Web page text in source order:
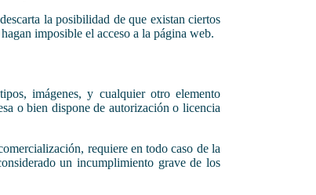
la posibilidad de que existan ciertos
imposible el acceso a la página web.
imágenes, y cualquier otro elemento
o bien dispone de autorización o licencia
requiere en todo caso de la
un incumplimiento grave de los